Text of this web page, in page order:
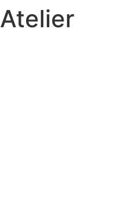
Atelier